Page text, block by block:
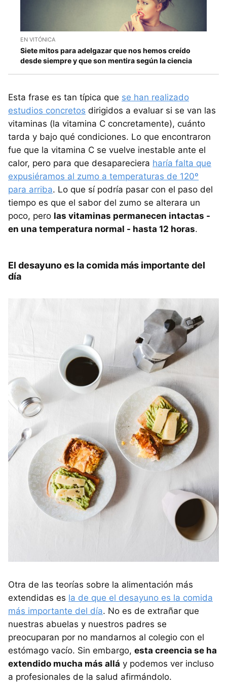
EN VITÓNICA
Siete mitos para adelgazar que nos hemos creído
desde siempre y que son mentira según la ciencia
Esta frase es tan típica que se han realizado
estudios concretos dirigidos a evaluar si se van las
vitaminas (la vitamina C concretamente), cuánto
tarda y bajo qué condiciones. Lo que encontraron
fue que la vitamina C se vuelve inestable ante el
calor, pero para que desapareciera haría falta que
expusiéramos al zumo a temperaturas de 120º
para arriba. Lo que sí podría pasar con el paso del
tiempo es que el sabor del zumo se alterara un
poco, pero las vitaminas permanecen intactas -
en una temperatura normal - hasta 12 horas.
El desayuno es la comida más importante del
día
Otra de las teorías sobre la alimentación más
extendidas es la de que el desayuno es la comida
más importante del día. No es de extrañar que
nuestras abuelas y nuestros padres se
preocuparan por no mandarnos al colegio con el
estómago vacío. Sin embargo, esta creencia se ha
extendido mucha más allá y podemos ver incluso
a profesionales de la salud afirmándolo.